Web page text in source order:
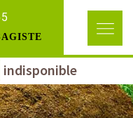
indisponible